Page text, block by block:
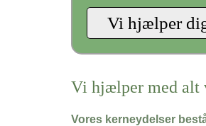
Vi hjælper med alt
Vores kerneydelser